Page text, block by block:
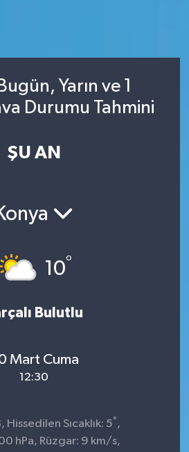
Yarın ve 1
Durumu Tahmini
ŞU AN
10°
Bulutlu
Mart Cuma
12:30
Hissedilen Sıcaklık: 5° ,
hPa, Rüzgar: 9 km/s,